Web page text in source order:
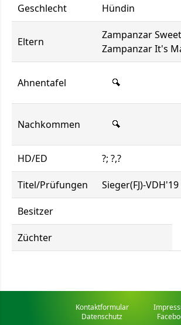
Geschlecht Hündin
Eltern
Zampanzar
Zampanzar It's
Ahnentafel
Nachkommen
HD/ED ?; ?,?
Titel/Prüfungen Sieger(FJ)-VDH'19
Besitzer
Züchter
Kontaktformular
Datenschutz